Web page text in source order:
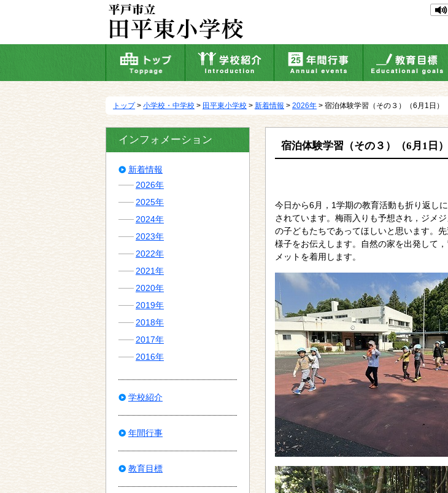
動
トップ> 小学校・中学校 > 田平東小学校 > 新着情報 > 2026年 > 宿泊体験学習（その３）（6月1日）
宿泊体験学習（その３）（6月1日）
今日から6月，1学期の教育活動も折り返し
されています。梅雨入りも予想され，ジメ
の子どもたちであってほしいと思います。
様子をお伝えします。自然の家を出発して
メットを着用します。
インフォメーション
新着情報
2026年
2025年
2024年
2023年
2022年
2021年
2020年
2019年
2018年
2017年
2016年
学校紹介
年間行事
教育目標